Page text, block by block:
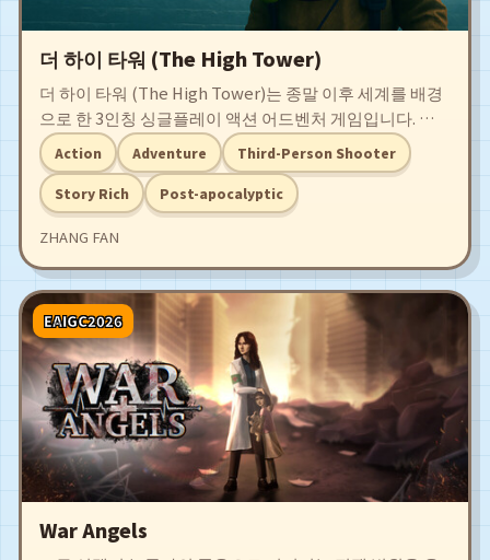
더 하이 타워 (The High Tower)
더 하이 타워 (The High Tower)는 종말 이후 세계를 배경
으로 한 3인칭 싱글플레이 액션 어드벤처 게임입니다. 교
회의 선택을 받은 자로서 탑을 오르고, 신앙과 과학의 충돌
속에서 진실을 밝혀야 합니다.
Action Adventure Third-Person Shooter
Story Rich Post-apocalyptic
ZHANG FAN
EAIGC2026
War Angels